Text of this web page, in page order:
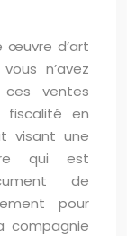
œuvre d’art
n’avez
ventes
fiscalité en
visant une
qui est
de
pour
compagnie